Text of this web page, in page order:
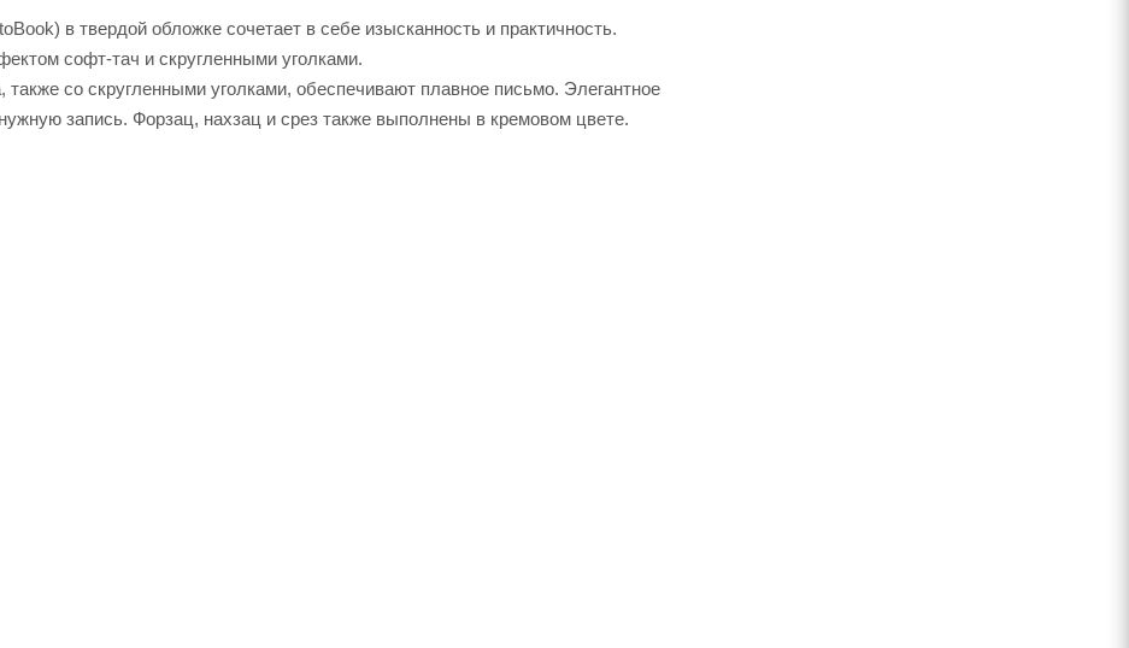
в твердой обложке сочетает в себе изысканность и практичность.
софт-тач и скругленными уголками.
со скругленными уголками, обеспечивают плавное письмо. Элегантное
запись. Форзац, нахзац и срез также выполнены в кремовом цвете.